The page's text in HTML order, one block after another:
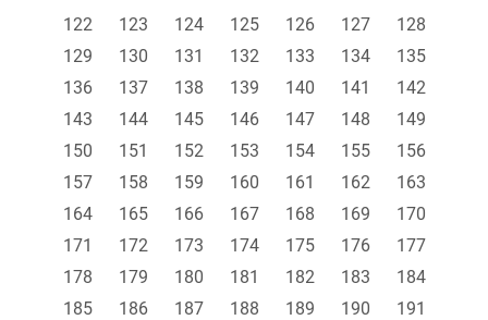
122
123 124 125 126 127
128
129
130 131 132 133 134
135
136
137 138 139 140 141
142
143
144 145 146 147 148
149
150
151 152 153 154 155
156
157
158 159 160 161 162
163
164
165 166 167 168 169
170
171
172 173 174 175 176
177
178
179 180 181 182 183
184
185
186 187 188 189 190
191